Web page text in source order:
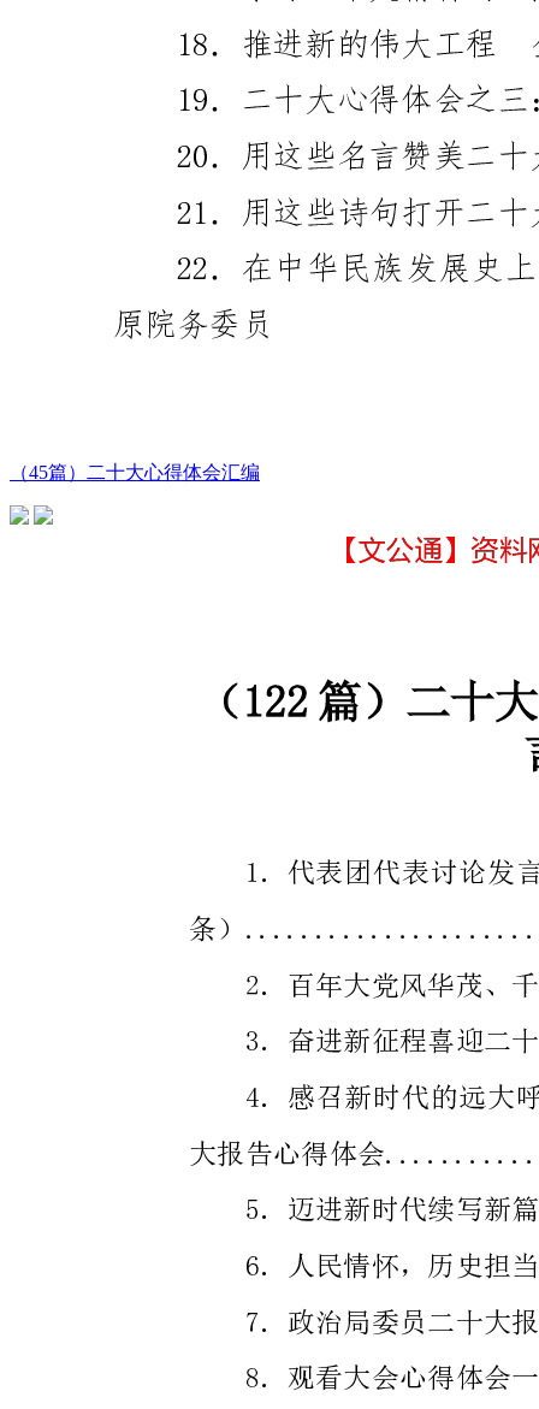
（45篇）二十大心得体会汇编